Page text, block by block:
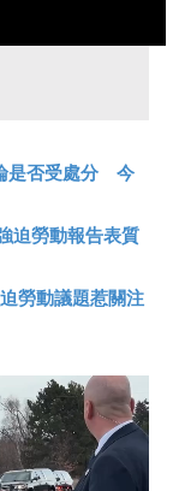
是否受處分 今
迫勞動報告表質
勞動議題惹關注